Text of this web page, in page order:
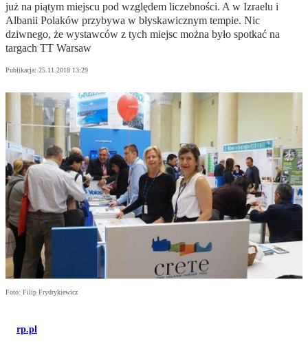
już na piątym miejscu pod względem liczebności. A w Izraelu i
Albanii Polaków przybywa w błyskawicznym tempie. Nic
dziwnego, że wystawców z tych miejsc można było spotkać na
targach TT Warsaw
Publikacja: 25.11.2018 13:29
Foto: Filip Frydrykiewicz
rp.pl